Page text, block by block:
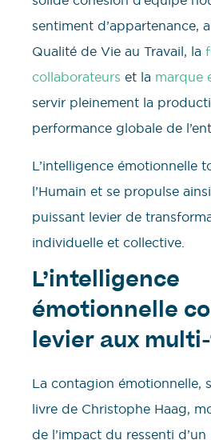
sentiment d’appartenance,
Qualité de Vie au Travail, la
collaborateurs et la marque
servir pleinement la
performance globale de
L’intelligence émotionnelle
l’Humain et se propulse
puissant levier de
individuelle et collective.
L’intelligence
émotionnelle
levier aux
La contagion émotionnelle,
livre de Christophe Haag,
de l’impact du ressenti